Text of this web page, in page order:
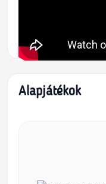
Alapjátékok